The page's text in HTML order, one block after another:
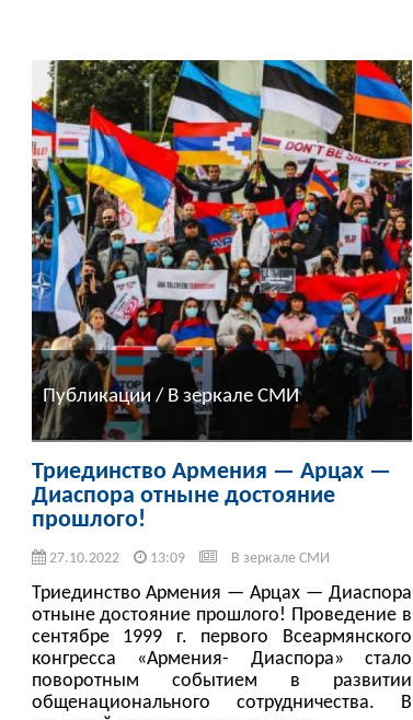
Публикации / В зеркале СМИ
Триединство Армения — Арцах —
Диаспора отныне достояние
прошлого!
27.10.2022 13:09 В зеркале СМИ
Триединство Армения — Арцах — Диаспора
отныне достояние прошлого! Проведение в
сентябре 1999 г. первого Всеармянского
конгресса «Армения- Диаспора» стало
поворотным событием в развитии
общенационального сотрудничества. В